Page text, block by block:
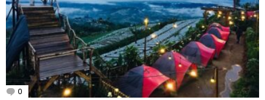
0 Comments